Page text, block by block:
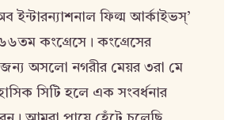
ইন্টারন্যাশনাল ফিল্ম আর্কাইভস্’
কংগ্রেসে। কংগ্রেসের
জন্য অসলো নগরীর মেয়র ৩রা মে
সিটি হলে এক সংবর্ধনার